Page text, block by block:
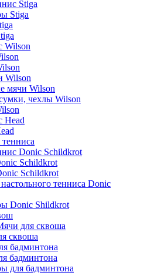
Stiga
Stiga
Wilson
Wilson
мячи Wilson
чехлы Wilson
Head
Donic Schildkrot
Schildkrot
Schildkrot
тенниса Donic
Donic Shildkrot
для сквоша
сквоша
бадминтона
бадминтона
для бадминтона